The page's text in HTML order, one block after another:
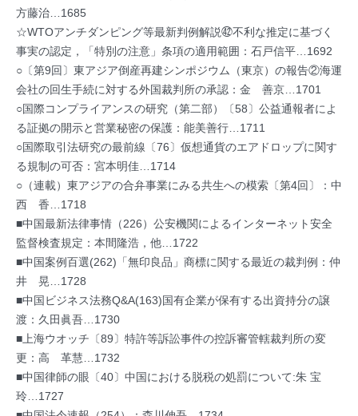
方藤治…1685
☆WTOアンチダンピング等最新判例解説㊷不利な推定に基づく
事実の認定，「特別の注意」条項の適用範囲：石戸信平…1692
○〔第9回〕東アジア倒産再建シンポジウム（東京）の報告②海運
会社の回生手続に対する外国裁判所の承認：金 善京…1701
○国際コンプライアンスの研究（第二部）〔58〕公益通報者によ
る証拠の開示と営業秘密の保護：能美善行…1711
○国際取引法研究の最前線〔76〕仮想通貨のエアドロップに関す
る規制の可否：宮本明佳…1714
○（連載）東アジアの合弁事業にみる共生への模索〔第4回〕：中
西 香…1718
■中国最新法律事情（226）公安機関によるインターネット安全
監督検査規定：本間隆浩，他…1722
■中国案例百選(262)「無印良品」商標に関する最近の裁判例：仲
井 晃…1728
■中国ビジネス法務Q&A(163)国有企業が保有する出資持分の譲
渡：久田眞吾…1730
■上海ウオッチ〔89〕特許等訴訟事件の控訴審管轄裁判所の変
更：高 革慧…1732
■中国律師の眼〔40〕中国における脱税の処罰について:朱 宝
玲…1727